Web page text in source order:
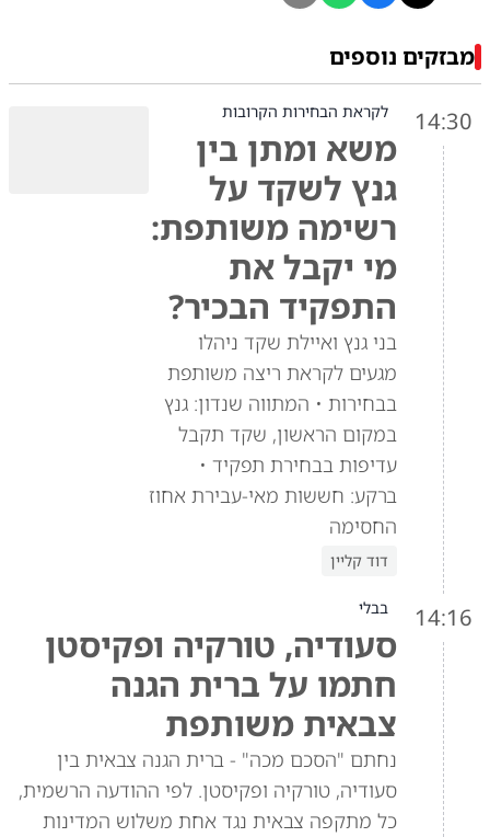
מבזקים נוספים
14:30 לקראת הבחירות הקרובות
משא ומתן בין
גנץ לשקד על
רשימה משותפת:
מי יקבל את
התפקיד הבכיר?
בני גנץ ואיילת שקד ניהלו
מגעים לקראת ריצה משותפת
בבחירות • המתווה שנדון: גנץ
במקום הראשון, שקד תקבל
עדיפות בבחירת תפקיד •
ברקע: חששות מאי-עבירת אחוז
החסימה
דוד קליין
14:16 בבלי
סעודיה, טורקיה ופקיסטן
חתמו על ברית הגנה
צבאית משותפת
נחתם "הסכם מכה" - ברית הגנה צבאית בין
סעודיה, טורקיה ופקיסטן. לפי ההודעה הרשמית,
כל מתקפה צבאית נגד אחת משלוש המדינות